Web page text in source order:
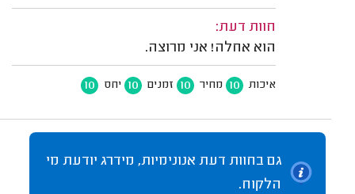
חוות דעת:
הוא אחלה! אני מרוצה.
איכות 10 מחיר 10 זמנים 10 יחס 10
גם בחוות דעת אנונימיות, מידרג יודעת מי
הלקוח.